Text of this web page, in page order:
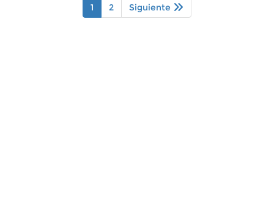
1 2 Siguiente